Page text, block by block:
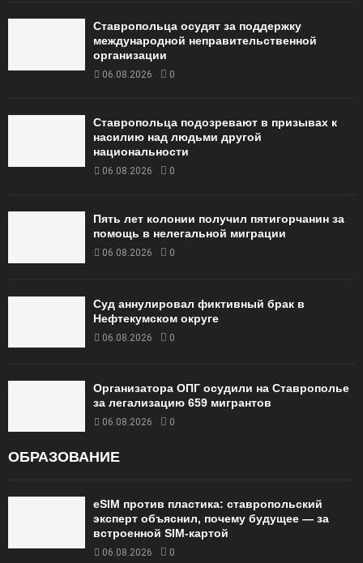
Ставропольца осудят за поддержку
международной неправительственной
организации
06.08.2026 0
Ставропольца подозревают в призывах к
насилию над людьми другой
национальности
06.08.2026 0
Пять лет колонии получил пятигорчанин за
помощь в нелегальной миграции
06.08.2026 0
Суд аннулировал фиктивный брак в
Нефтекумском округе
06.08.2026 0
Организатора ОПГ осудили на Ставрополье
за легализацию 659 мигрантов
06.08.2026 0
ОБРАЗОВАНИЕ
eSIM против пластика: ставропольский
эксперт объяснил, почему будущее — за
встроенной SIM-картой
06.08.2026 0